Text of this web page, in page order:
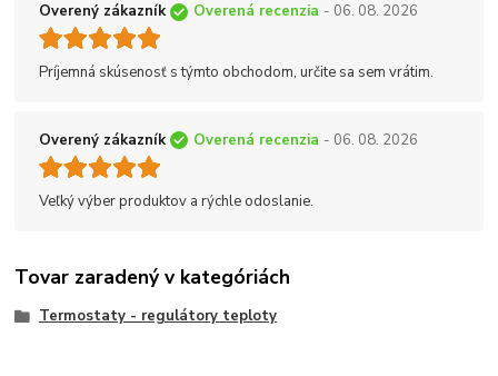
Overený zákazník Overená recenzia - 06. 08. 2026
Príjemná skúsenosť s týmto obchodom, určite sa sem vrátim.
Overený zákazník Overená recenzia - 06. 08. 2026
Veľký výber produktov a rýchle odoslanie.
Tovar zaradený v kategóriách
Termostaty - regulátory teploty